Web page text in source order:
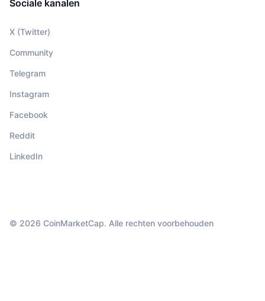
Sociale kanalen
X (Twitter)
Community
Telegram
Instagram
Facebook
Reddit
LinkedIn
© 2026 CoinMarketCap. Alle rechten voorbehouden